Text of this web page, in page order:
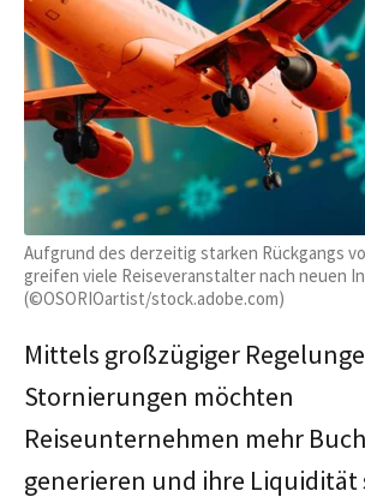
Aufgrund des derzeitig starken Rückgangs
greifen viele Reiseveranstalter nach neuen
(©OSORIOartist/stock.adobe.com)
Mittels großzügiger
Stornierungen möchten
Reiseunternehmen mehr
generieren und ihre Liquidität